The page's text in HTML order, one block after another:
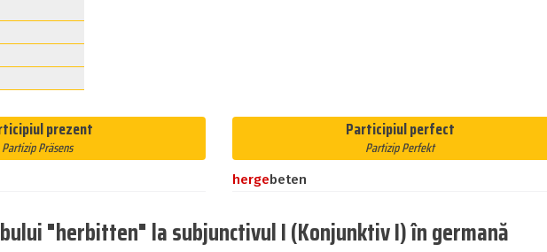
prezent
Partizip Präsens
Participiul perfect
Partizip Perfekt
hergebeten
"herbitten" la subjunctivul I (Konjunktiv I) în germană